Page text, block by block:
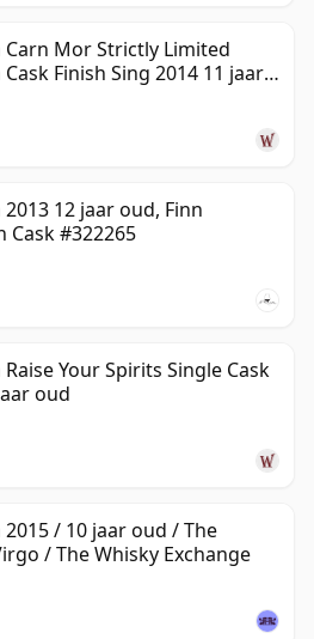
Carn Mor Strictly Limited
Finish Sing 2014 11 jaar
2013 12 jaar oud, Finn
Cask #322265
Raise Your Spirits Single Cask
oud
2015 / 10 jaar oud / The
/ The Whisky Exchange